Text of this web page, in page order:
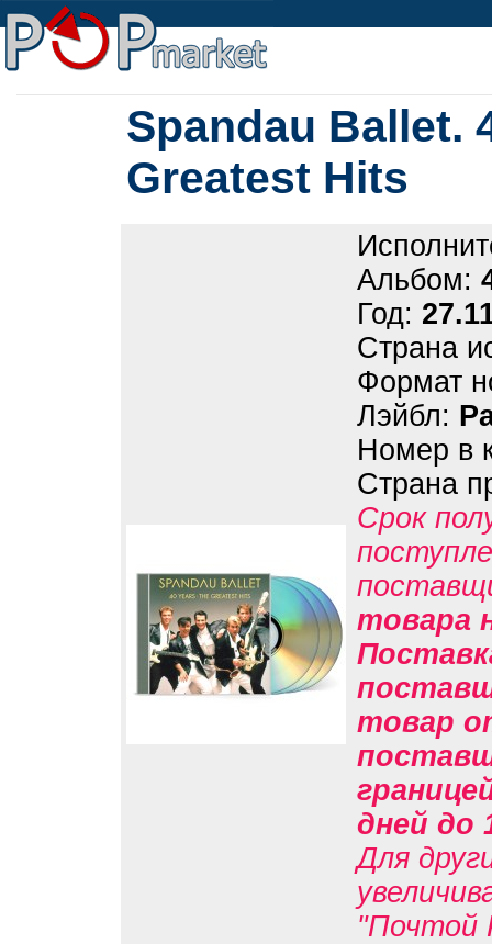
Spandau Ballet.
Greatest Hits
Альбом:
Год:
Страна
Формат
Лэйбл:
Номер в
Страна
Срок
товара
товар
дней до
Для
"Почтой